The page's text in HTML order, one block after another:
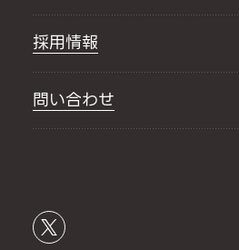
採用情報
問い合わせ